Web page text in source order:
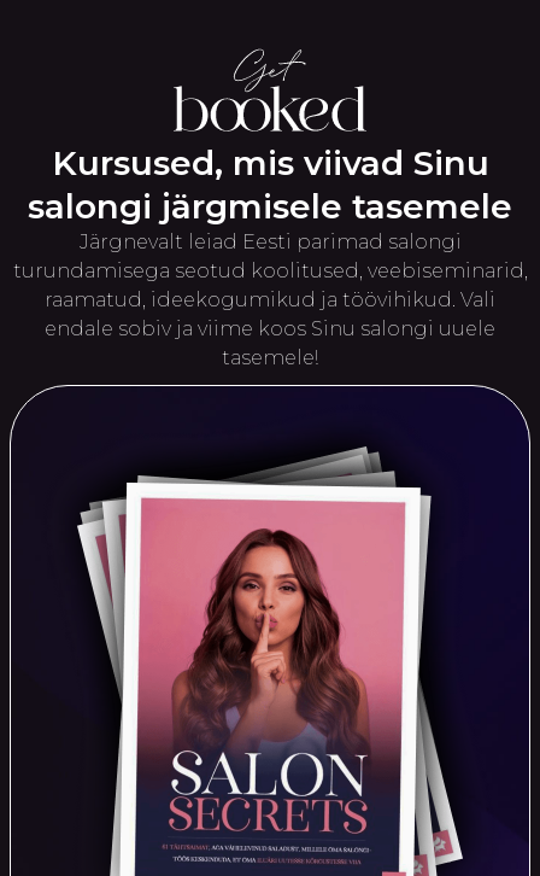
Kursused, mis viivad Sinu
salongi järgmisele tasemele
Järgnevalt leiad Eesti parimad salongi
turundamisega seotud koolitused, veebiseminarid,
raamatud, ideekogumikud ja töövihikud. Vali
endale sobiv ja viime koos Sinu salongi uuele
tasemele!